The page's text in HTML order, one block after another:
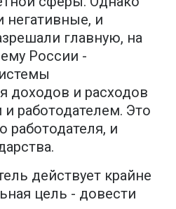
негативные, и
главную, на
России -
доходов и расходов
работодателем. Это
работодателя, и
действует крайне
цель - довести